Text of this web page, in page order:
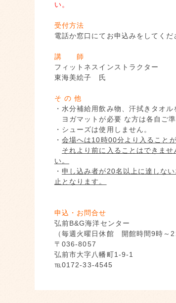
い。
受付方法
電話か窓口にてお申込みをしてくだ
講 師
フィットネスインストラクター
東海美絵子 氏
そ の 他
・水分補給用飲み物、汗拭きタオル
ヨガマットが必要 な方は各自ご準
・シューズは使用しません。
・ 会場へは10時00分より入ることが
それより前に入ることはできませ
い。
・ 申し込み者が20名以上に達しな
止となります。
申込・お問合せ
弘前B&G海洋センター
（毎週火曜日休館 開館時間9時～
〒036-8057
弘前市大字八幡町1-9-1
℡0172-33-4545